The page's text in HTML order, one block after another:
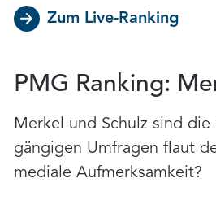
Zum Live-Ranking
PMG Ranking:
Merkel und Schulz sind
gängigen Umfragen flaut
mediale Aufmerksamkeit?